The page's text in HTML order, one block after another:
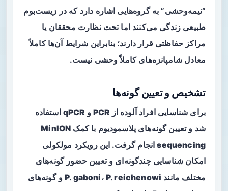
“نیمه‌وحشی” به گروه‌هایی اشاره دارد که در زیست‌بوم
طبیعی زندگی می‌کنند اما تحت نظارت محققان یا
مراکز حفاظتی قرار دارند؛ بنابراین شرایط آن‌ها کاملاً
معادل شامپانزه‌های کاملاً وحشی نیست.
تشخیص و تعیین گونه‌ها
برای شناسایی افراد آلوده از PCRو qPCR استفاده
شد و تعیین گونه‌های پلاسمودیوم با کمک MinION
sequencingانجام گرفت. این رویکرد مولکولی
امکان شناسایی چندگونه‌ای و تعیین حضور گونه‌های
مختلف مانند
P. gaboni، P. reichenowi
و گونه‌های